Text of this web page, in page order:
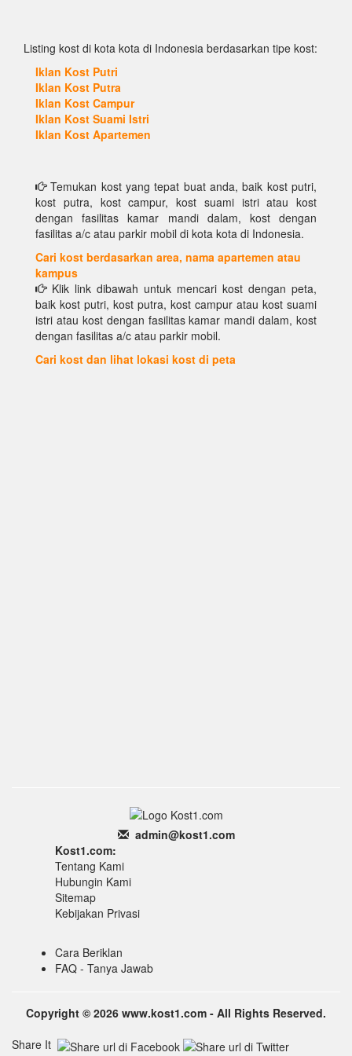
Listing kost di kota kota di Indonesia berdasarkan tipe kost:
Iklan Kost Putri
Iklan Kost Putra
Iklan Kost Campur
Iklan Kost Suami Istri
Iklan Kost Apartemen
Temukan kost yang tepat buat anda, baik kost putri,
kost putra, kost campur, kost suami istri atau kost
dengan fasilitas kamar mandi dalam, kost dengan
fasilitas a/c atau parkir mobil di kota kota di Indonesia.
Cari kost berdasarkan area, nama apartemen atau
kampus
Klik link dibawah untuk mencari kost dengan peta,
baik kost putri, kost putra, kost campur atau kost suami
istri atau kost dengan fasilitas kamar mandi dalam, kost
dengan fasilitas a/c atau parkir mobil.
Cari kost dan lihat lokasi kost di peta
admin@kost1.com
Kost1.com:
Tentang Kami
Hubungin Kami
Sitemap
Kebijakan Privasi
Cara Beriklan
FAQ - Tanya Jawab
Copyright © 2026 www.kost1.com - All Rights Reserved.
Share It